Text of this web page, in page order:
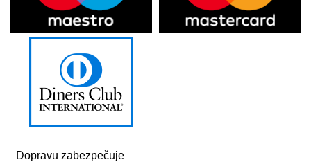
Dopravu zabezpečuje